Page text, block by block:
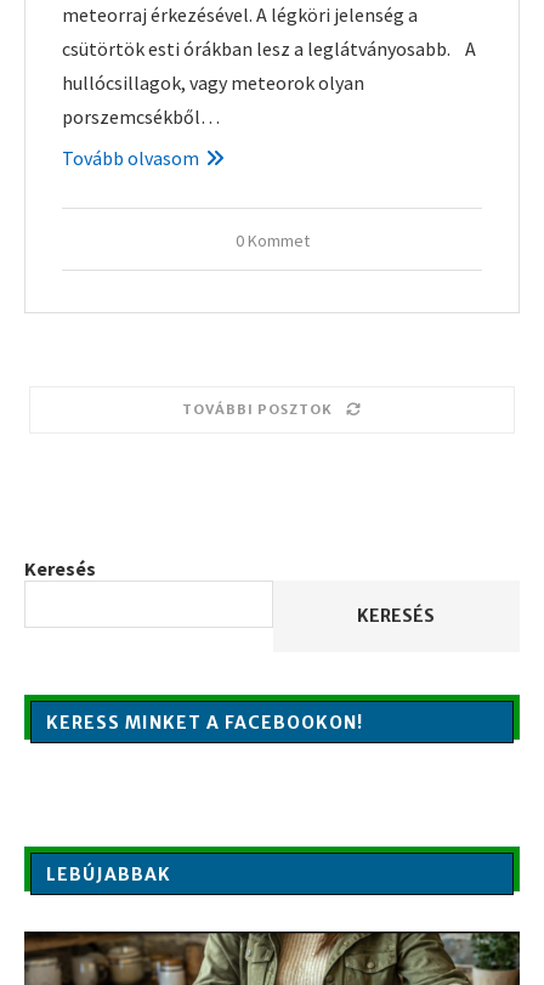
meteorraj érkezésével. A légköri jelenség a
csütörtök esti órákban lesz a leglátványosabb. A
hullócsillagok, vagy meteorok olyan
porszemcsékből…
Tovább olvasom
0 Kommet
TOVÁBBI POSZTOK
Keresés
KERESÉS
KERESS MINKET A FACEBOOKON!
LEBÚJABBAK